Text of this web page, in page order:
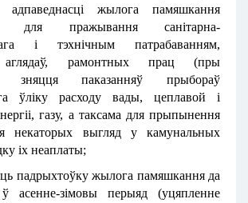
адпаведнасці жылога памяшкання
для пражывання санітарна-
і тэхнічным патрабаванням,
аглядаў, рамонтных прац (пры
зняцця паказанняў прыбораў
ўліку расходу вады, цеплавой і
газу, а таксама для прыпынення
некаторых выгляд у камунальных
іх неаплаты;
падрыхтоўку жылога памяшкання да
ў асенне-зімовы перыяд (уцяпленне